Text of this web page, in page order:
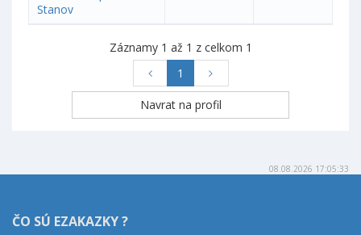
Stanov
Záznamy 1 až 1 z celkom 1
1
08.08.2026 17:05:33
ČO SÚ EZAKAZKY ?